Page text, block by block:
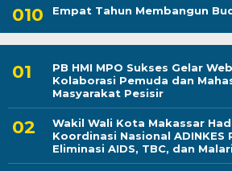
Empat Tahun Membangun
PB HMI MPO Sukses Gelar
Kolaborasi Pemuda dan
Masyarakat Pesisir
Wakil Wali Kota Makassar
Koordinasi Nasional
Eliminasi AIDS, TBC, dan